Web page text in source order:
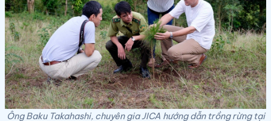
Ông Baku Takahashi, chuyên gia JICA hướng dẫn trồng rừng tại